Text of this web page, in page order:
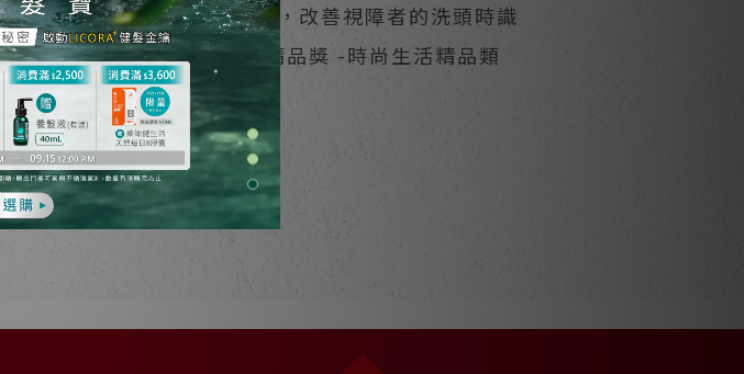
點字+共情思維+友善設計，改善視障者的洗頭時識
頭皮問題，榮獲2022台灣精品獎 -時尚生活精品類